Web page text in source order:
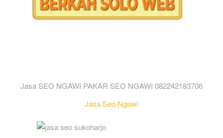
Jasa SEO NGAWI PAKAR SEO NGAWI 082242183706
Jasa Seo Ngawi